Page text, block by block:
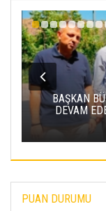
SAZYOLU
ASFALT
İNCELEDİ
PUAN DURUMU